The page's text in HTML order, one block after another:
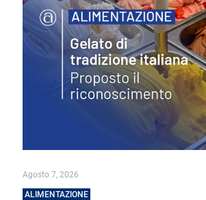
Agosto 7, 2026
ALIMENTAZIONE